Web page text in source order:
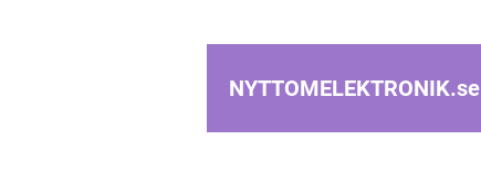
NYTTOMELEKTRONIK.se